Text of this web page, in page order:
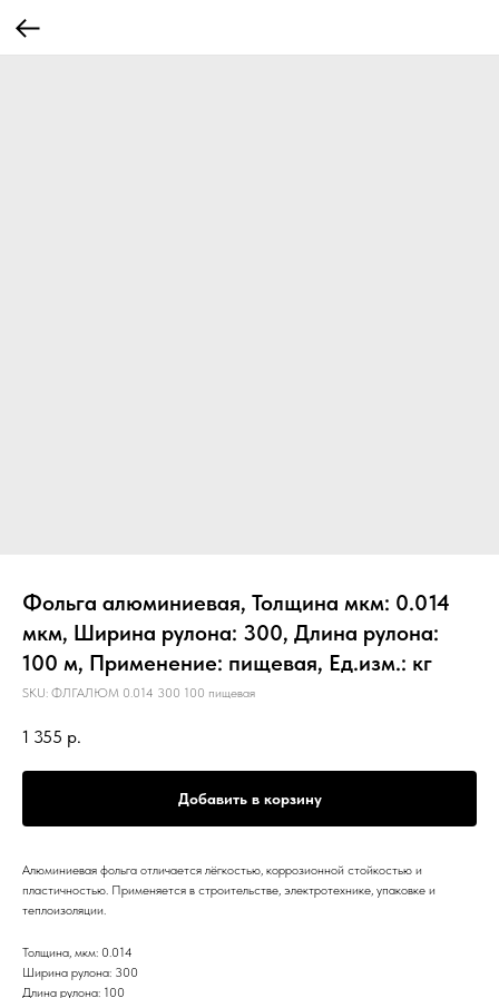
Фольга алюминиевая, Толщина мкм: 0.014
мкм, Ширина рулона: 300, Длина рулона:
100 м, Применение: пищевая, Ед.изм.: кг
SKU: ФЛГАЛЮМ 0.014 300 100 пищевая
1 355 р.
Добавить в корзину
Алюминиевая фольга отличается лёгкостью, коррозионной стойкостью и
пластичностью. Применяется в строительстве, электротехнике, упаковке и
теплоизоляции.
Толщина, мкм: 0.014
Ширина рулона: 300
Длина рулона: 100